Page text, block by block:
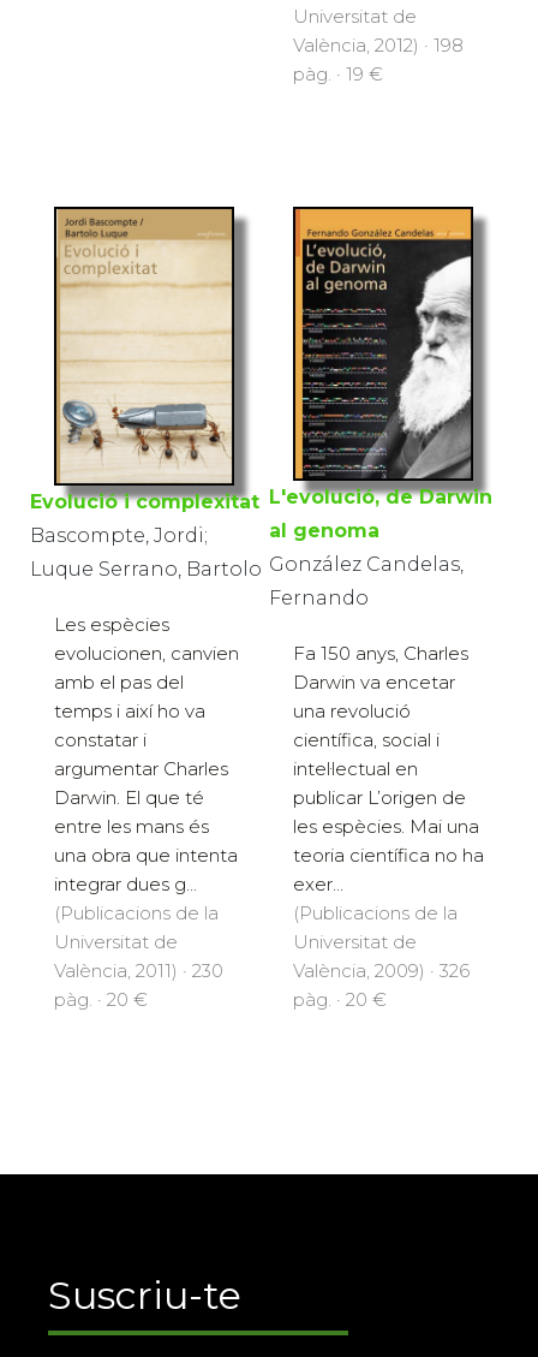
Universitat de
València, 2012) · 198
pàg. · 19 €
Evolució i complexitat
Bascompte, Jordi;
Luque Serrano, Bartolo
Les espècies
evolucionen, canvien
amb el pas del
temps i així ho va
constatar i
argumentar Charles
Darwin. El que té
entre les mans és
una obra que intenta
integrar dues g...
(Publicacions de la
Universitat de
València, 2011) · 230
pàg. · 20 €
L'evolució, de Darwin
al genoma
González Candelas,
Fernando
Fa 150 anys, Charles
Darwin va encetar
una revolució
científica, social i
intel·lectual en
publicar L’origen de
les espècies. Mai una
teoria científica no ha
exer...
(Publicacions de la
Universitat de
València, 2009) · 326
pàg. · 20 €
Suscriu-te